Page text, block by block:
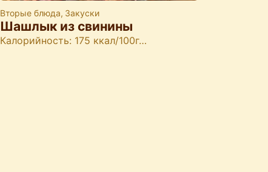
Вторые блюда, Закуски
Шашлык из свинины
Калорийность: 175 ккал/100г…